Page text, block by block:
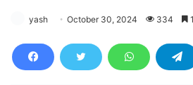
yash October 30, 2024 334